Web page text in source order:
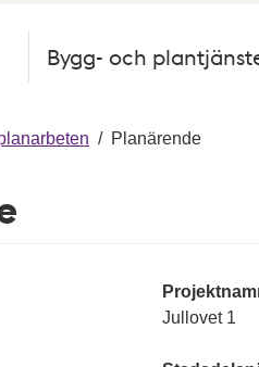
Bygg- och
/ Planärende
Jullovet 1